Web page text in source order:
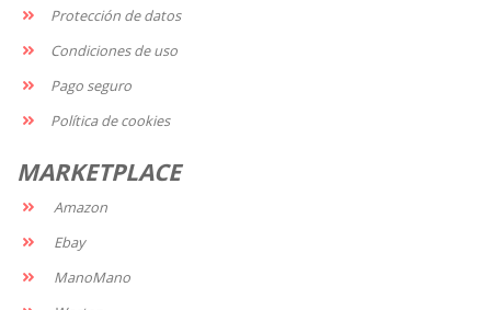
Protección de datos
Condiciones de uso
Pago seguro
Política de cookies
MARKETPLACE
Amazon
Ebay
ManoMano